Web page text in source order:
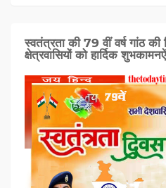
स्वतंत्रता की 79 वीं वर्ष गांठ की
क्षेत्रवासियों को हार्दिक शुभकामनऐं